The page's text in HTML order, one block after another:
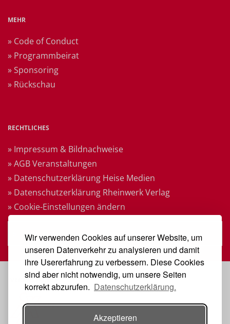
Wir verwenden Cookies auf unserer Website, um
unseren Datenverkehr zu analysieren und damit
ihre Usererfahrung zu verbessern. Diese Cookies
sind aber nicht notwendig, um unsere Seiten
korrekt abzurufen. Datenschutzerklärung.
Akzeptieren
MEHR
» Code of Conduct
» Programmbeirat
» Sponsoring
» Rückschau
RECHTLICHES
» Impressum & Bildnachweise
» AGB Veranstaltungen
» Datenschutzerklärung Heise Medien
» Datenschutzerklärung Rheinwerk Verlag
» Cookie-Einstellungen ändern
» Vertrag widerrufen
VERANSTALTER